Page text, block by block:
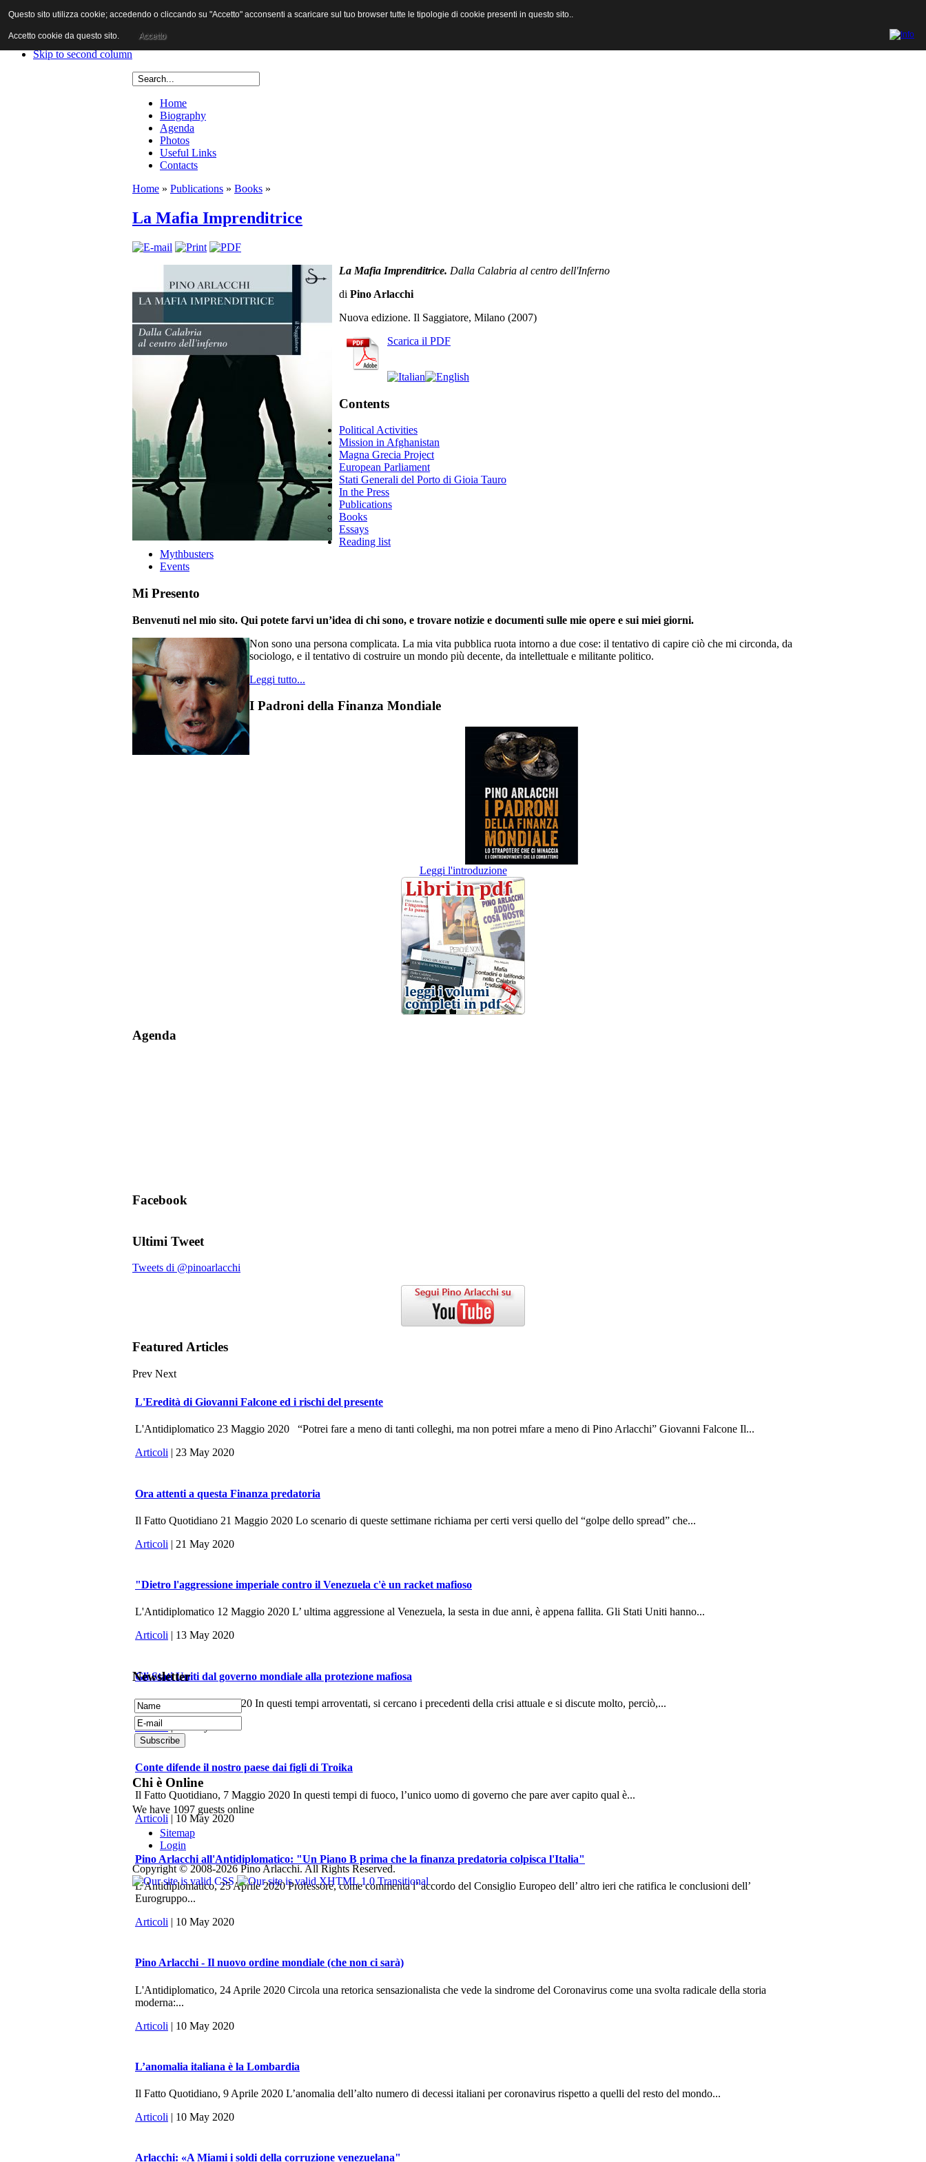
Skip to content
Skip to first column
Skip to second column
Home
Biography
Agenda
Photos
Useful Links
Contacts
Home » Publications » Books »
La Mafia Imprenditrice
La Mafia Imprenditrice. Dalla Calabria al centro dell'Inferno
di Pino Arlacchi
Nuova edizione. Il Saggiatore, Milano (2007)
Scarica il PDF
Contents
Political Activities
Mission in Afghanistan
Magna Grecia Project
European Parliament
Stati Generali del Porto di Gioia Tauro
In the Press
Publications
Books
Essays
Reading list
Mythbusters
Events
Mi Presento
Benvenuti nel mio sito. Qui potete farvi un’idea di chi sono, e trovare notizie e documenti sulle mie opere e sui miei giorni.
Non sono una persona complicata. La mia vita pubblica ruota intorno a due cose: il tentativo di capire ciò che mi circonda, da
sociologo, e il tentativo di costruire un mondo più decente, da intellettuale e militante politico.
Leggi tutto...
I Padroni della Finanza Mondiale
Leggi l'introduzione
Agenda
Facebook
Ultimi Tweet
Tweets di @pinoarlacchi
Featured Articles
Prev Next
L'Eredità di Giovanni Falcone ed i rischi del presente
L'Antidiplomatico 23 Maggio 2020 “Potrei fare a meno di tanti colleghi, ma non potrei mfare a meno di Pino Arlacchi” Giovanni Falcone Il...
Articoli | 23 May 2020
Ora attenti a questa Finanza predatoria
Il Fatto Quotidiano 21 Maggio 2020 Lo scenario di queste settimane richiama per certi versi quello del “golpe dello spread” che...
Articoli | 21 May 2020
"Dietro l'aggressione imperiale contro il Venezuela c'è un racket mafioso
L'Antidiplomatico 12 Maggio 2020 L’ ultima aggressione al Venezuela, la sesta in due anni, è appena fallita. Gli Stati Uniti hanno...
Articoli | 13 May 2020
Gli Stati Uniti dal governo mondiale alla protezione mafiosa
La Fionda, 7 Maggio 2020 In questi tempi arroventati, si cercano i precedenti della crisi attuale e si discute molto, perciò,...
Articoli
Conte difende il nostro paese dai figli di Troika
Il Fatto Quotidiano, 7 Maggio 2020 In questi tempi di fuoco, l’unico uomo di governo che pare aver capito qual è...
Articoli | 10 May 2020
Pino Arlacchi all'Antidiplomatico: "Un Piano B prima che la finanza predatoria colpisca l'Italia"
L'Antidiplomatico, 25 Aprile 2020 Professore, come commenta l’ accordo del Consiglio Europeo dell’ altro ieri che ratifica le conclusioni dell’
Eurogruppo...
Articoli | 10 May 2020
Pino Arlacchi - Il nuovo ordine mondiale (che non ci sarà)
L'Antidiplomatico, 24 Aprile 2020 Circola una retorica sensazionalista che vede la sindrome del Coronavirus come una svolta radicale della storia
moderna:...
Articoli | 10 May 2020
L’anomalia italiana è la Lombardia
Il Fatto Quotidiano, 9 Aprile 2020 L’anomalia dell’alto numero di decessi italiani per coronavirus rispetto a quelli del resto del mondo...
Articoli | 10 May 2020
Arlacchi: «A Miami i soldi della corruzione venezuelana"
Newsletter
Chi è Online
We have 1097 guests online
Sitemap
Login
Copyright © 2008-2026 Pino Arlacchi. All Rights Reserved.
Questo sito utilizza cookie; accedendo o cliccando su "Accetto" acconsenti a scaricare sul tuo browser tutte le tipologie di cookie presenti in questo sito..
Accetto cookie da questo sito. Accetto